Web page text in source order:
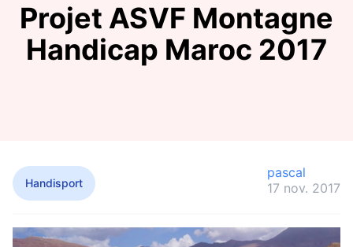
Projet ASVF Montagne
Handicap Maroc 2017
Handisport
pascal
17 nov. 2017